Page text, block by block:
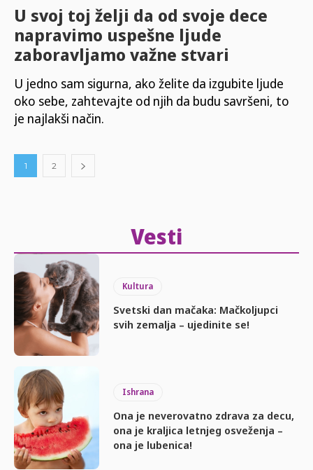
U svoj toj želji da od svoje dece
napravimo uspešne ljude
zaboravljamo važne stvari
U jedno sam sigurna, ako želite da izgubite ljude
oko sebe, zahtevajte od njih da budu savršeni, to
je najlakši način.
1 2
Vesti
Kultura
Svetski dan mačaka: Mačkoljupci
svih zemalja – ujedinite se!
Ishrana
Ona je neverovatno zdrava za decu,
ona je kraljica letnjeg osveženja –
ona je lubenica!